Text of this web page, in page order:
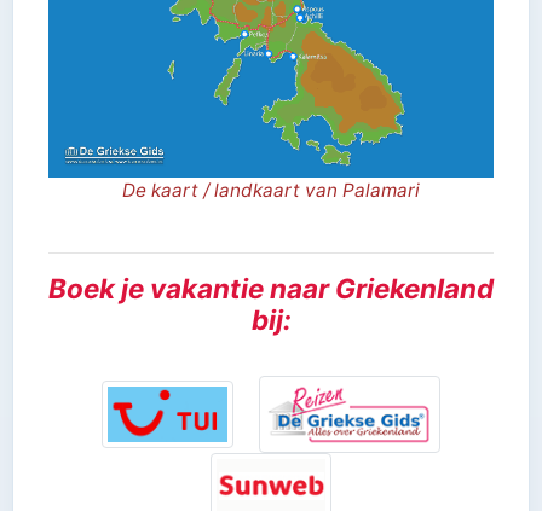
De kaart / landkaart van Palamari
Boek je vakantie naar Griekenland
bij: